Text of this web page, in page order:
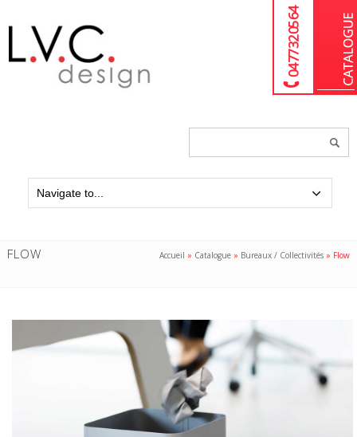
04 77 32 05 64
FLOW Accueil » Catalogue » Bureaux / Collectivités » Flow